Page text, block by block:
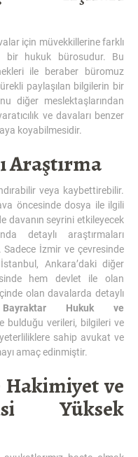
için müvekkillerine farklı
bir hukuk bürosudur. Bu
ile beraber büromuz
paylaşılan bilgilerin bir
diğer meslektaşlarından
ve davaları benzer
koyabilmesidir.
Araştırma
veya kaybettirebilir.
öncesinde dosya ile ilgili
davanın seyrini etkileyecek
detaylı araştırmaları
İzmir ve çevresinde
Ankara’daki diğer
hem devlet ile olan
olan davalarda detaylı
Hukuk ve
bulduğu verileri, bilgileri ve
sahip avukat ve
amaç edinmiştir.
ve
Yüksek